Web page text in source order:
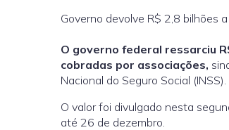
Governo devolve R$ 2,8 bilhões
O governo federal ressarciu
cobradas por associações,
Nacional do Seguro Social (INSS).
O valor foi divulgado nesta
até 26 de dezembro.